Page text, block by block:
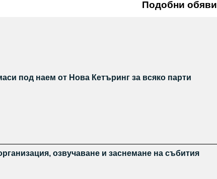
Подобни обяви
под наем от Нова Кетъринг за всяко парти
озвучаване и заснемане на събития